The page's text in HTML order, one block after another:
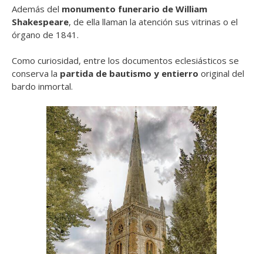
Además del monumento funerario de William
Shakespeare, de ella llaman la atención sus vitrinas o el
órgano de 1841.
Como curiosidad, entre los documentos eclesiásticos se
conserva la partida de bautismo y entierro original del
bardo inmortal.